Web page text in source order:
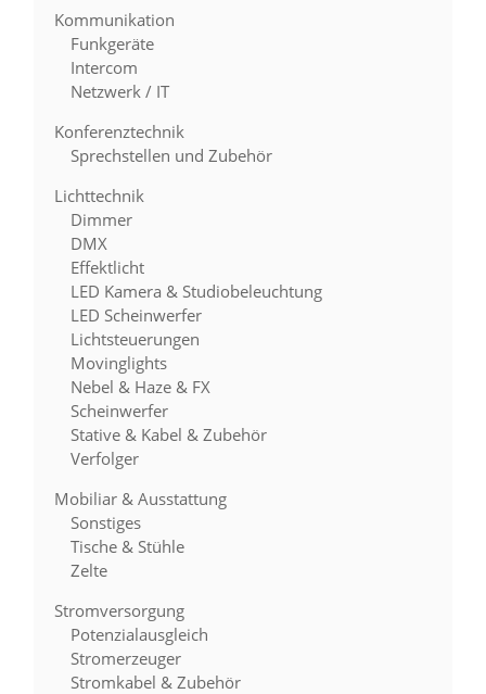
Kommunikation
Funkgeräte
Intercom
Netzwerk / IT
Konferenztechnik
Sprechstellen und Zubehör
Lichttechnik
Dimmer
DMX
Effektlicht
LED Kamera & Studiobeleuchtung
LED Scheinwerfer
Lichtsteuerungen
Movinglights
Nebel & Haze & FX
Scheinwerfer
Stative & Kabel & Zubehör
Verfolger
Mobiliar & Ausstattung
Sonstiges
Tische & Stühle
Zelte
Stromversorgung
Potenzialausgleich
Stromerzeuger
Stromkabel & Zubehör